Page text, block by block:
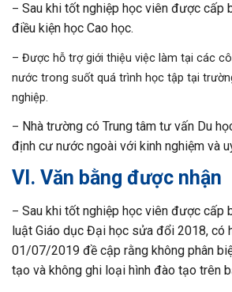
– Sau khi tốt nghiệp học viên được cấp
điều kiện học Cao học.
– Được hỗ trợ giới thiệu việc làm tại các
nước trong suốt quá trình học tập tại
nghiệp.
– Nhà trường có Trung tâm tư vấn Du
định cư nước ngoài với kinh nghiệm và
VI. Văn bằng được nhận
– Sau khi tốt nghiệp học viên được cấp
luật Giáo dục Đại học sửa đổi 2018, có
01/07/2019 đề cập rằng không phân
tạo và không ghi loại hình đào tạo trên